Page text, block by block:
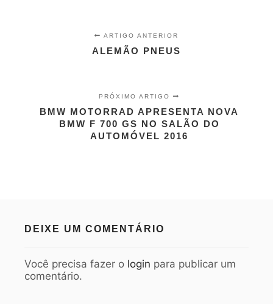
ARTIGO ANTERIOR
ALEMÃO PNEUS
PRÓXIMO ARTIGO
BMW MOTORRAD APRESENTA NOVA
BMW F 700 GS NO SALÃO DO
AUTOMÓVEL 2016
DEIXE UM COMENTÁRIO
Você precisa fazer o login para publicar um
comentário.